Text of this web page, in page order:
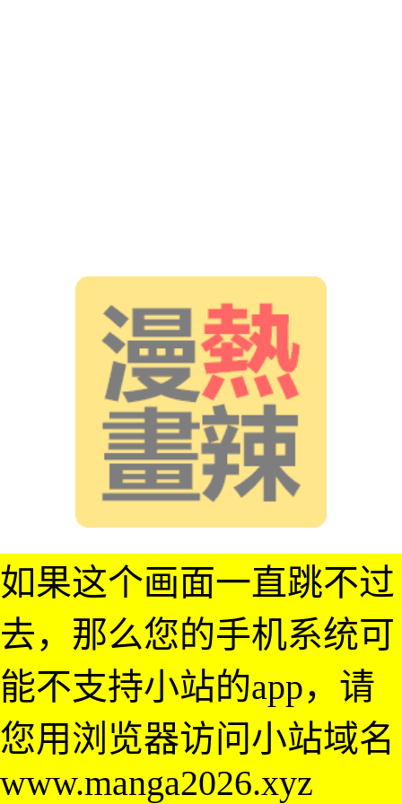
如果这个画面一直跳不过
去，那么您的手机系统可
能不支持小站的app，请
您用浏览器访问小站域名
www.manga2026.xyz